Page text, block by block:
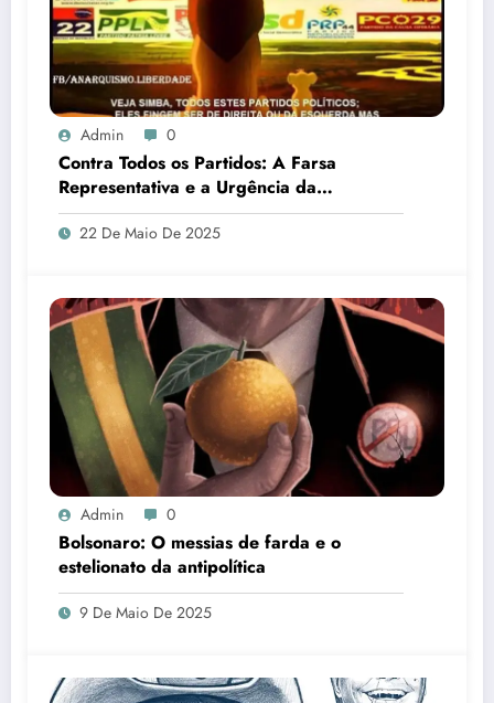
Admin 0
Contra Todos os Partidos: A Farsa
Representativa e a Urgência da
Desobediência
22 De Maio De 2025
Admin 0
Bolsonaro: O messias de farda e o
estelionato da antipolítica
9 De Maio De 2025